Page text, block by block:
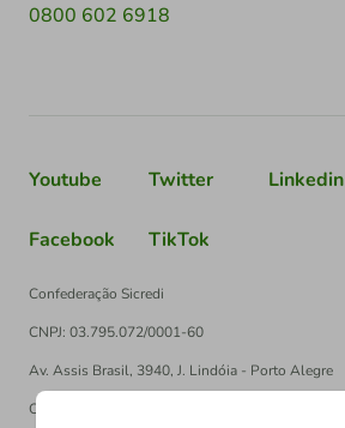
0800 602 6918
Youtube Twitter Linkedin
Facebook TikTok
Confederação Sicredi
CNPJ: 03.795.072/0001-60
Av. Assis Brasil, 3940, J. Lindóia - Porto Alegre
CEP: 91010-003